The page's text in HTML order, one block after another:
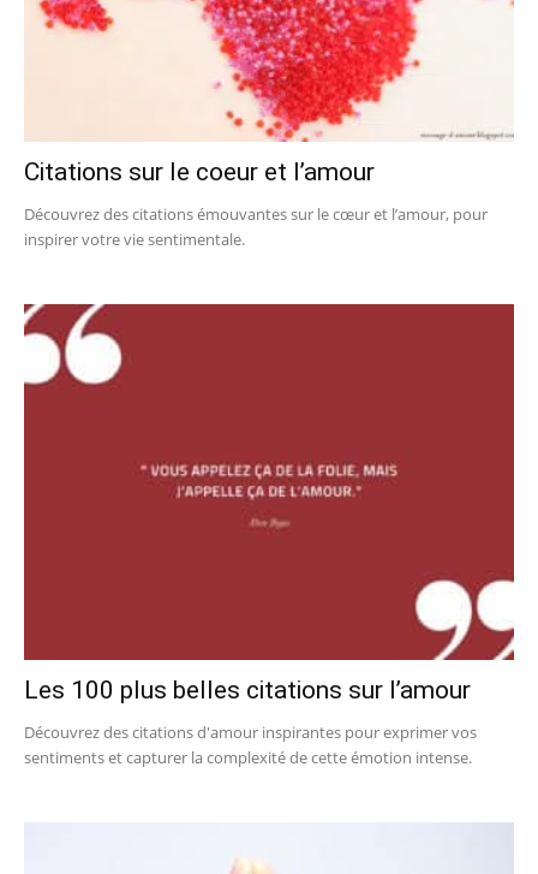
Citations sur le coeur et l’amour
Découvrez des citations émouvantes sur le cœur et l’amour, pour
inspirer votre vie sentimentale.
Les 100 plus belles citations sur l’amour
Découvrez des citations d'amour inspirantes pour exprimer vos
sentiments et capturer la complexité de cette émotion intense.